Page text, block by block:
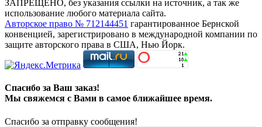
ЗАПРЕЩЕНО, без указания ссылки на источник, а так же
использование любого материала сайта.
Авторское право № 712144451 гарантированное Бернской
конвенцией, зарегистрировано в международной компании по
защите авторского права в США, Нью Йорк.
Спасибо за Ваш заказ!
Мы свяжемся с Вами в самое ближайшее время.
Спасибо за отправку сообщения!